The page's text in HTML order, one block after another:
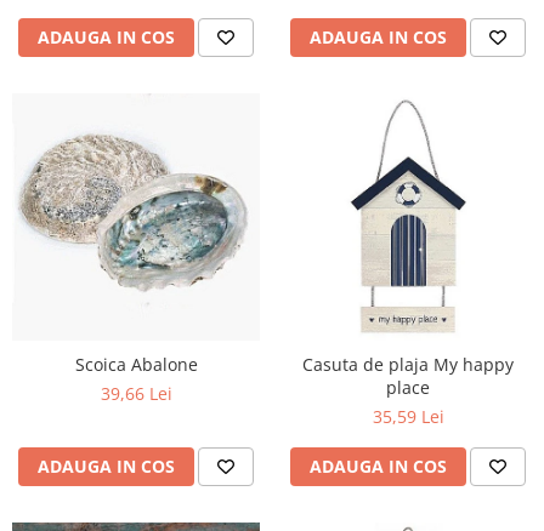
ADAUGA IN COS ADAUGA IN COS
Scoica Abalone
39,66 Lei
ADAUGA IN COS
Casuta de plaja My happy
place
35,59 Lei
ADAUGA IN COS